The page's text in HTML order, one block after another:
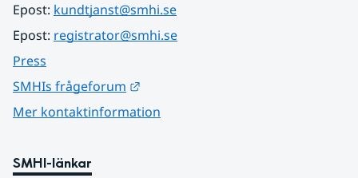
Epost: kundtjanst@smhi.se
Epost: registrator@smhi.se
Press
SMHIs frågeforum
Mer kontaktinformation
SMHI-länkar